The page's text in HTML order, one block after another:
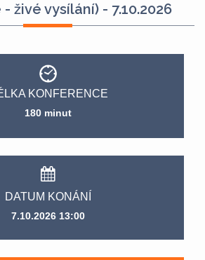
živé vysílání) - 7.10.2026
KONFERENCE
180 minut
DATUM KONÁNÍ
7.10.2026 13:00